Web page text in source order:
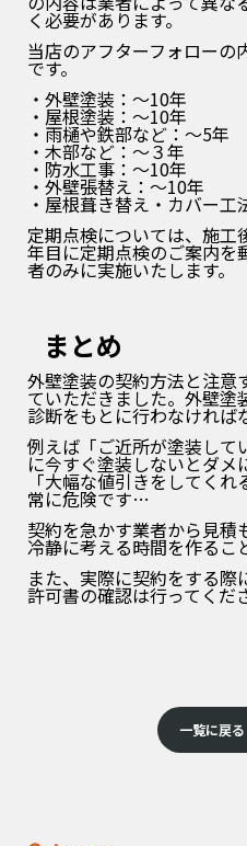
く必要があります。
当店のアフターフォローの
です。
・外壁塗装：～10年
・屋根塗装：～10年
・雨樋や鉄部など：～5年
・木部など：～３年
・防水工事：～10年
・外壁張替え：～10年
・屋根葺き替え・カバー工
定期点検については、施
年目に定期点検のご案内を
者のみに実施いたします。
まとめ
外壁塗装の契約方法と注意
ていただきました。外壁塗
診断をもとに行わなければ
例えば「ご近所が塗装して
に今すぐ塗装しないとダメ
「大幅な値引きをしてく
常に危険です…
契約を急かす業者から見積
冷静に考える時間を作るこ
また、実際に契約をする
許可書の確認は行ってくだ
一覧に戻る